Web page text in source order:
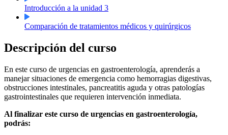
Introducción a la unidad 3
Comparación de tratamientos médicos y quirúrgicos
Descripción del curso
En este curso de urgencias en gastroenterología, aprenderás a
manejar situaciones de emergencia como hemorragias digestivas,
obstrucciones intestinales, pancreatitis aguda y otras patologías
gastrointestinales que requieren intervención inmediata.
Al finalizar este curso de urgencias en gastroenterología,
podrás: